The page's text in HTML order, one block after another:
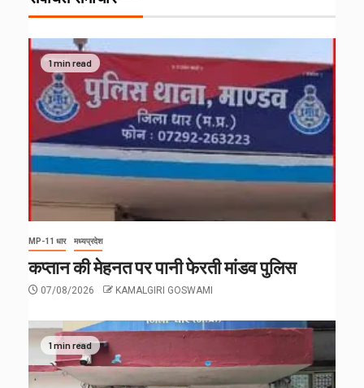
1 min read
MP-11 धार मध्यप्रदेश
कप्तान की मेहनत पर पानी फेरती मांडव पुलिस
07/08/2026 KAMALGIRI GOSWAMI
1 min read